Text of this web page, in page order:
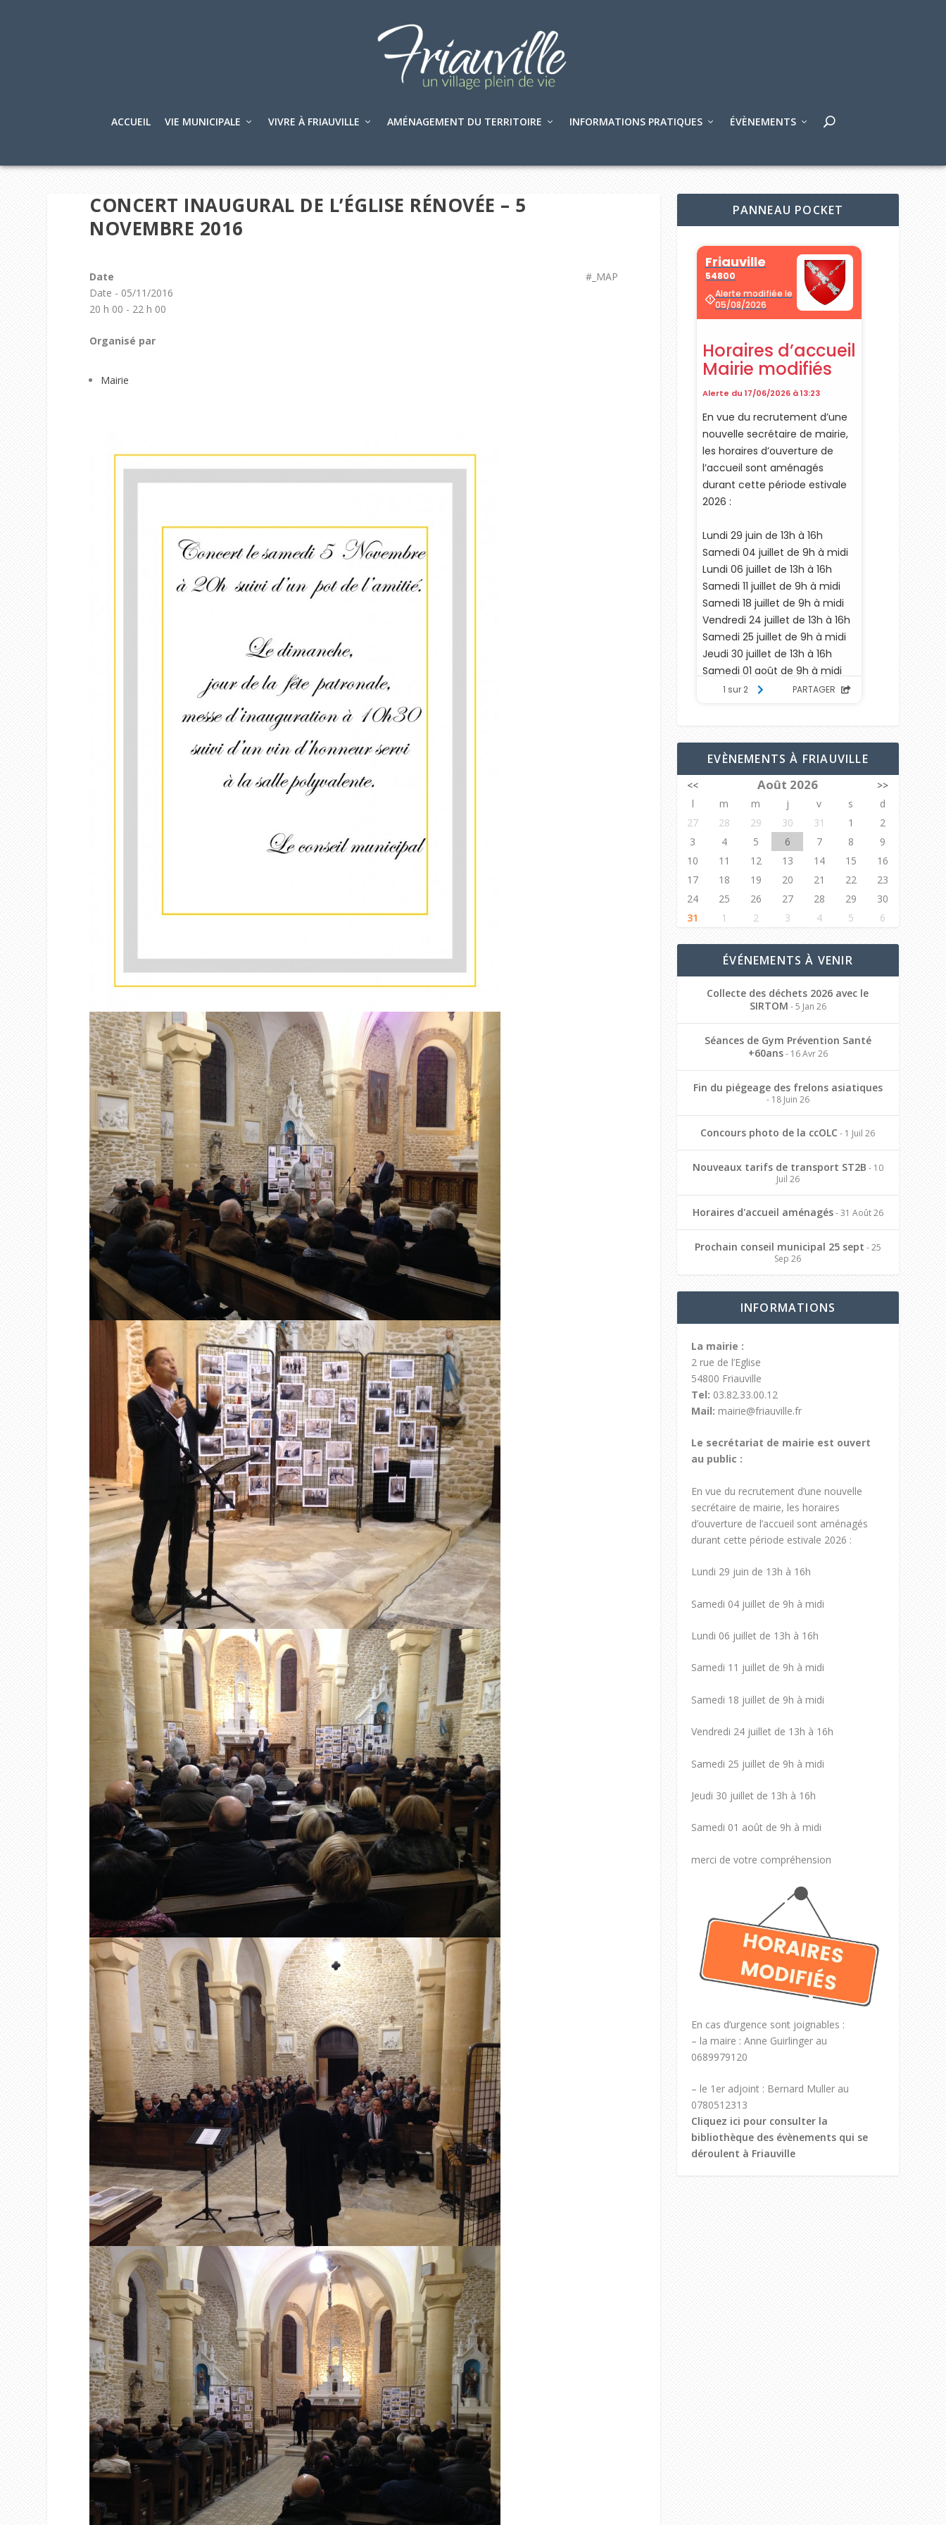
ACCUEIL VIE MUNICIPALE VIVRE À FRIAUVILLE AMÉNAGEMENT DU TERRITOIRE INFORMATIONS PRATIQUES ÉVÈNEMENTS
CONCERT INAUGURAL DE L’ÉGLISE RÉNOVÉE – 5
NOVEMBRE 2016
#_MAP
Date
Date - 05/11/2016
20 h 00 - 22 h 00
Organisé par
Mairie
PANNEAU POCKET
EVÈNEMENTS À FRIAUVILLE
<< Août 2026
>>
l
m m j v s
d
27
28 29 30 31 1
2
3
4 5 6 7 8
9
10
11 12 13 14 15
16
17
18 19 20 21 22
23
24
25 26 27 28 29
30
31
1 2 3 4 5 6
ÉVÉNEMENTS À VENIR
Collecte des déchets 2026 avec le
SIRTOM - 5 Jan 26
Séances de Gym Prévention Santé
+60ans- 16 Avr 26
Fin du piégeage des frelons asiatiques
- 18 Juin 26
Concours photo de la ccOLC - 1 Juil 26
Nouveaux tarifs de transport ST2B - 10
Juil 26
Horaires d'accueil aménagés- 31 Août 26
Prochain conseil municipal 25 sept - 25
Sep 26
INFORMATIONS
La mairie :
2 rue de l’Eglise
54800 Friauville
Tel: 03.82.33.00.12
Mail: mairie@friauville.fr
Le secrétariat de mairie est ouvert
au public :
En vue du recrutement d’une nouvelle
secrétaire de mairie, les horaires
d’ouverture de l’accueil sont aménagés
durant cette période estivale 2026 :
Lundi 29 juin de 13h à 16h
Samedi 04 juillet de 9h à midi
Lundi 06 juillet de 13h à 16h
Samedi 11 juillet de 9h à midi
Samedi 18 juillet de 9h à midi
Vendredi 24 juillet de 13h à 16h
Samedi 25 juillet de 9h à midi
Jeudi 30 juillet de 13h à 16h
Samedi 01 août de 9h à midi
merci de votre compréhension
En cas d’urgence sont joignables :
– la maire : Anne Guirlinger au
0689979120
– le 1er adjoint : Bernard Muller au
0780512313
Cliquez ici pour consulter la
bibliothèque des évènements qui se
déroulent à Friauville